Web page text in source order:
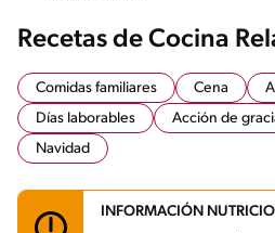
Recetas de Cocina
Comidas familiares Cena
Días laborables
Acción de
Navidad
INFORMACIÓN